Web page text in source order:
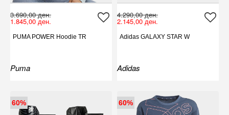
3.690,00 ден.
1.845,00 ден.
PUMA POWER Hoodie TR
Puma
4.290,00 ден.
2.145,00 ден.
Adidas GALAXY STAR W
Adidas
60% 60%